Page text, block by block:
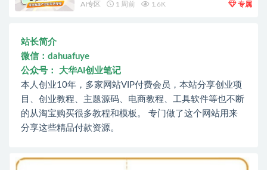
AI专区 1 周前 1.6K 专属
站长简介
微信：dahuafuye
公众号： 大华AI创业笔记
本人创业10年，多家网站VIP付费会员，本站分享创业项
目、创业教程、主题源码、电商教程、工具软件等也不断
的从淘宝购买很多教程和模板。 专门做了这个网站用来
分享这些精品付款资源。